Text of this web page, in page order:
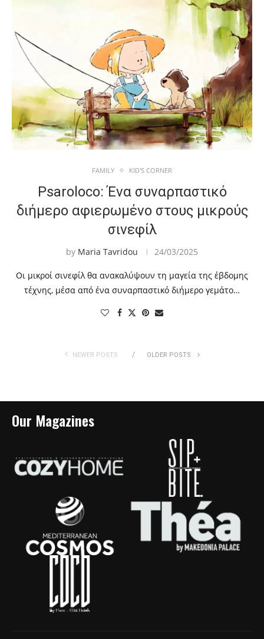
FAMILY KID'S CORNER
Psaroloco: Ένα συναρπαστικό
διήμερο αφιερωμένο στους μικρούς
σινεφίλ
by Maria Tavridou 24/03/2025
Οι μικροί σινεφίλ θα ανακαλύψουν τη μαγεία της έβδομης
τέχνης, μέσα από ένα συναρπαστικό διήμερο γεμάτο…
NEWER POSTS OLDER POSTS
Our Magazines